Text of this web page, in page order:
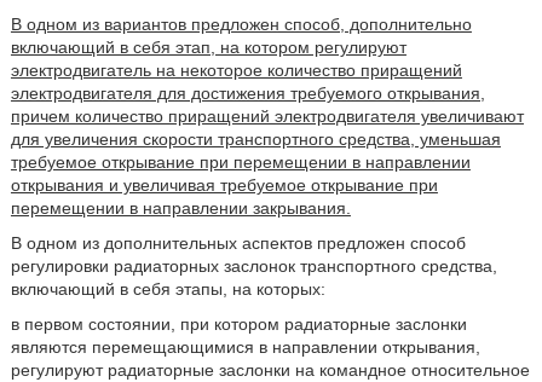
В одном из вариантов предложен способ, дополнительно
включающий в себя этап, на котором регулируют
электродвигатель на некоторое количество приращений
электродвигателя для достижения требуемого открывания,
причем количество приращений электродвигателя увеличивают
для увеличения скорости транспортного средства, уменьшая
требуемое открывание при перемещении в направлении
открывания и увеличивая требуемое открывание при
перемещении в направлении закрывания.
В одном из дополнительных аспектов предложен способ
регулировки радиаторных заслонок транспортного средства,
включающий в себя этапы, на которых:
в первом состоянии, при котором радиаторные заслонки
являются перемещающимися в направлении открывания,
регулируют радиаторные заслонки на командное относительное